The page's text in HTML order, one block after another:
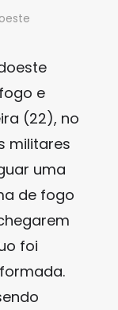
e
(22), no
militares
uma
de fogo
foi